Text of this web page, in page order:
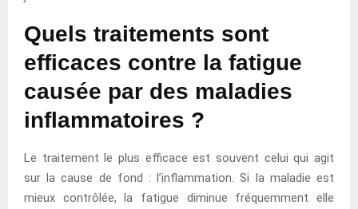
Quels traitements sont
efficaces contre la fatigue
causée par des maladies
inflammatoires ?
Le traitement le plus efficace est souvent celui qui agit
sur la cause de fond : l’inflammation. Si la maladie est
mieux contrôlée, la fatigue diminue fréquemment elle